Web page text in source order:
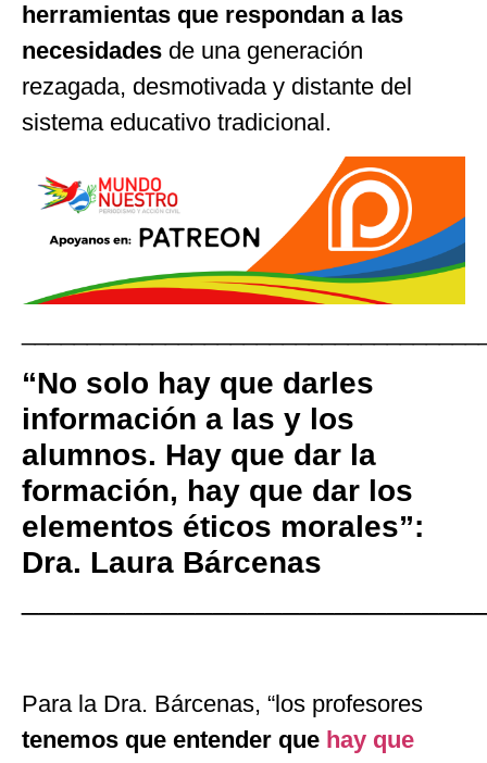
herramientas que respondan a las
necesidades de una generación
rezagada, desmotivada y distante del
sistema educativo tradicional.
“No solo hay que darles
información a las y los
alumnos. Hay que dar la
formación, hay que dar los
elementos éticos morales”:
Dra. Laura Bárcenas
Para la Dra. Bárcenas, “los profesores
tenemos que entender que hay que